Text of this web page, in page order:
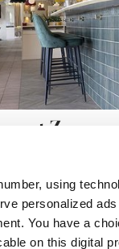
using
personalized
You have a
on this digital
Zaza
Espace